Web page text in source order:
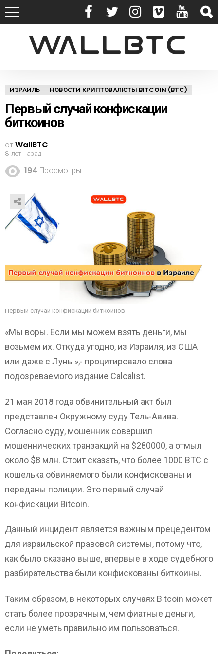
ИЗРАИЛЬ НОВОСТИ КРИПТОВАЛЮТЫ BITCOIN (BTC)
Первый случай конфискации
биткоинов
отWallBTC
8 лет назад
194 Просмотры
Первый случай конфискации биткоинов
«Мы воры. Если мы можем взять деньги, мы
возьмем их. Откуда угодно, из Израиля, из США
или даже с Луны»,- процитировало слова
подозреваемого издание Calcalist.
21 мая 2018 года обвинительный акт был
представлен Окружному суду Тель-Авива.
Согласно суду, мошенник совершил
мошеннических транзакций на $280000, а отмыл
около $8 млн. Стоит сказать, что более 1000 BTC с
кошелька обвиняемого были конфискованы и
переданы полиции. Это первый случай
конфискации Bitcoin.
Данный инцидент является важным прецедентом
для израильской правовой системы, потому что,
как было сказано выше, впервые в ходе судебного
разбирательства были конфискованы биткоины.
Таким образом, в некоторых случаях Bitcoin может
стать более прозрачным, чем фиатные деньги,
если не уметь правильно им пользоваться.